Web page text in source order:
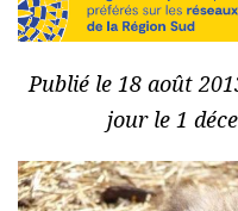
Publié le 18 août
jour le 1